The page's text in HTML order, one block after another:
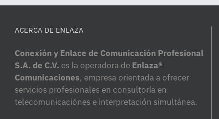
ACERCA DE ENLAZA
Conexión y Enlace de Comunicación Profesional
S.A. de C.V. es la operadora de Enlaza®
Comunicaciones, empresa orientada a ofrecer
servicios profesionales en consultoría en
telecomunicaciónes e interpretación simultánea.